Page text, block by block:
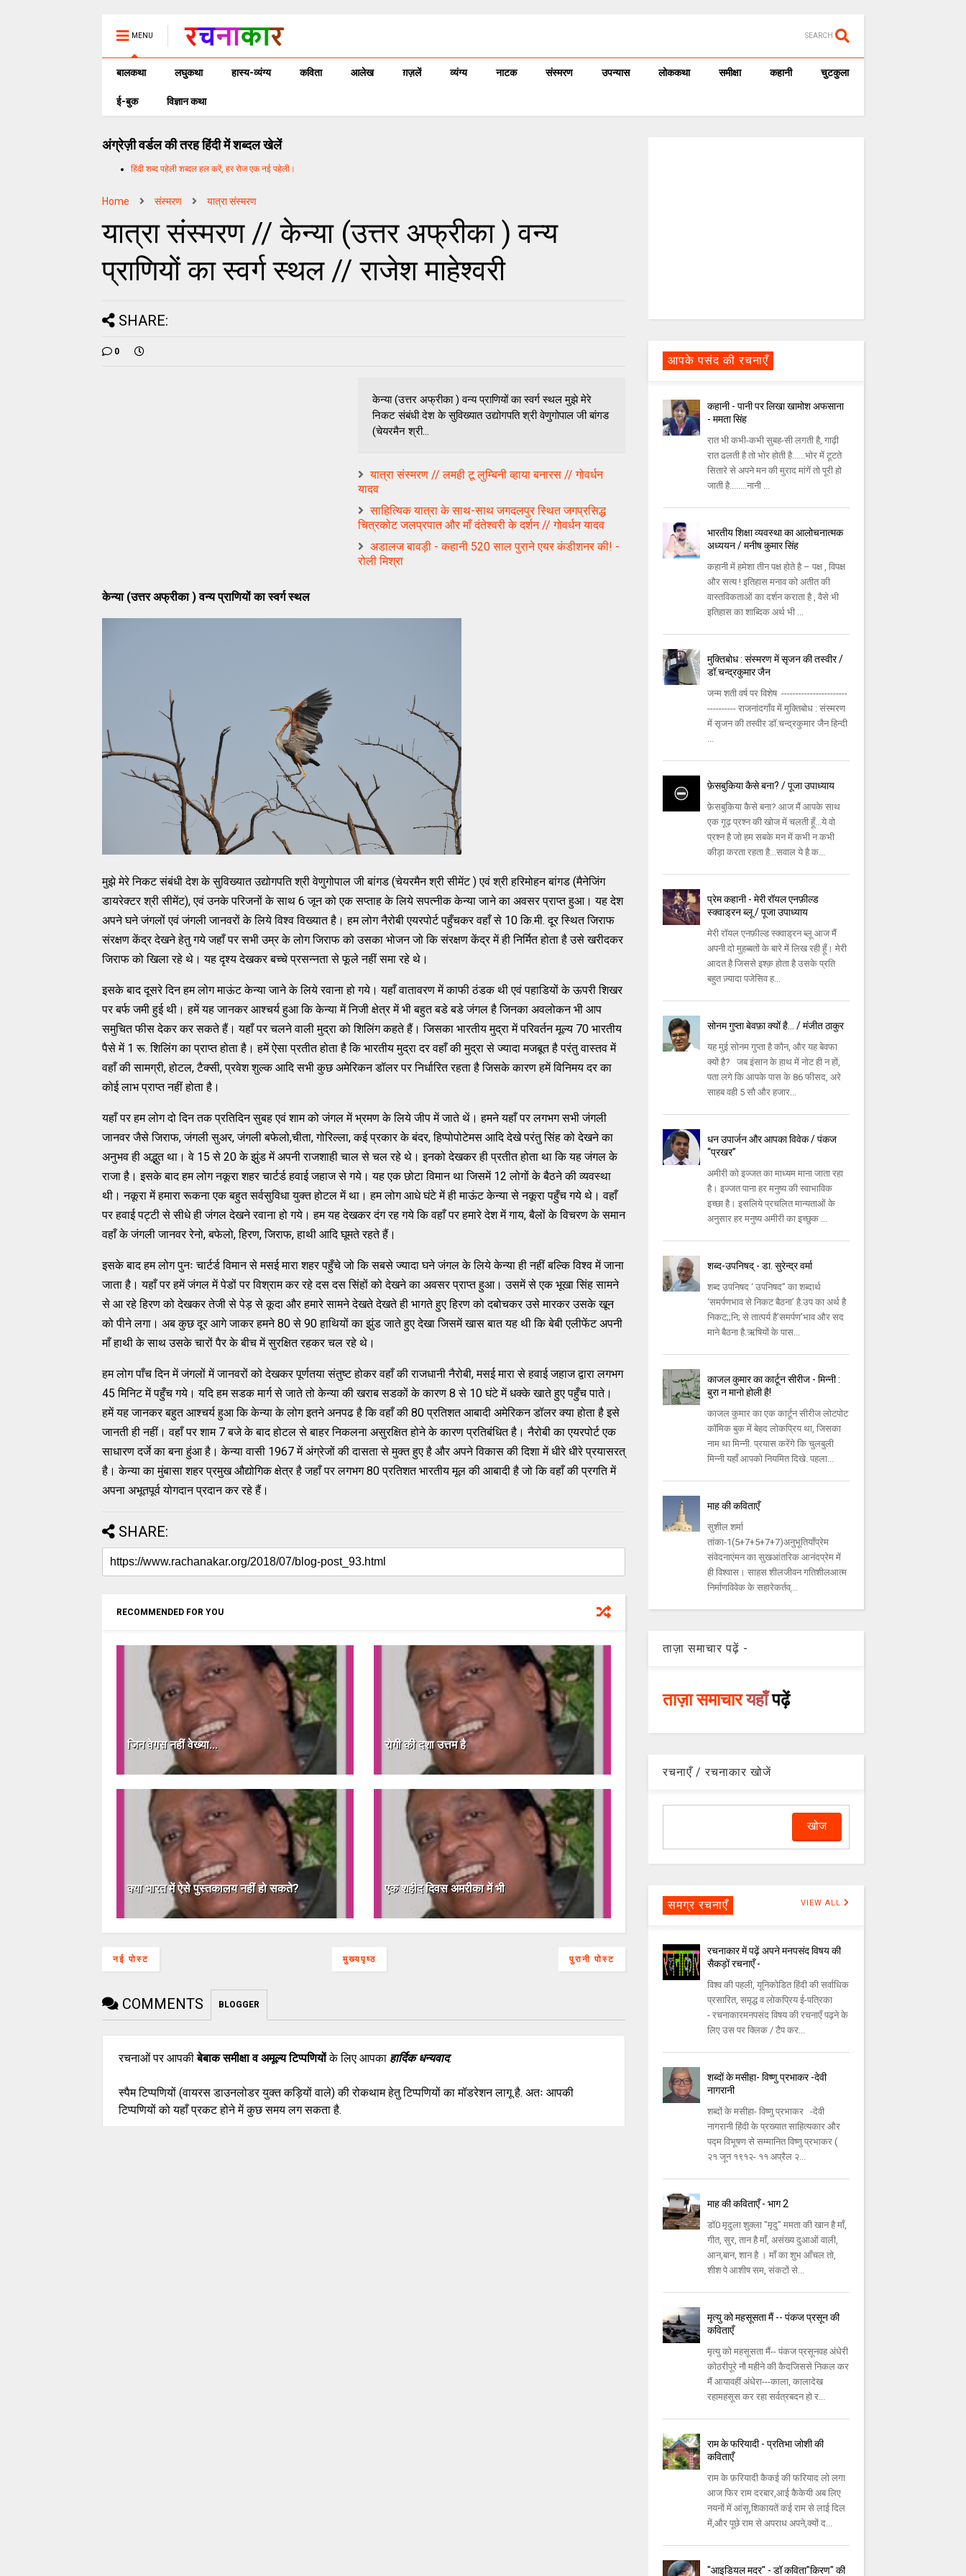
MENU SEARCH
बालकथा लघुकथा हास्य-व्यंग्य कविता आलेख ग़ज़लें व्यंग्य नाटक संस्मरण उपन्यास लोककथा समीक्षा कहानी चुटकुला
ई-बुक विज्ञान कथा
अंग्रेज़ी वर्डल की तरह हिंदी में शब्दल खेलें
हिंदी शब्द पहेली शब्दल हल करें, हर रोज एक नई पहेली।
Home संस्मरण यात्रा संस्मरण
यात्रा संस्मरण // केन्या (उत्तर अफ्रीका ) वन्य
प्राणियों का स्वर्ग स्थल // राजेश माहेश्वरी
SHARE:
0
केन्या (उत्तर अफ्रीका ) वन्य प्राणियों का स्वर्ग स्थल मुझे मेरे
निकट संबंधी देश के सुविख्यात उद्योगपति श्री वेणुगोपाल जी बांगड
(चेयरमैन श्री...
यात्रा संस्मरण // लमही टू लुम्बिनी व्हाया बनारस // गोवर्धन
यादव
साहित्यिक यात्रा के साथ-साथ जगदलपुर स्थित जगप्रसिद्ध
चित्रकोट जलप्रपात और माँ दंतेश्वरी के दर्शन // गोवर्धन यादव
अडालज बावड़ी - कहानी 520 साल पुराने एयर कंडीशनर की! -
रोली मिश्रा
केन्या (उत्तर अफ्रीका ) वन्य प्राणियों का स्वर्ग स्थल
मुझे मेरे निकट संबंधी देश के सुविख्यात उद्योगपति श्री वेणुगोपाल जी बांगड (चेयरमैन श्री सीमेंट ) एवं श्री हरिमोहन बांगड (मैनेजिंग
डायरेक्टर श्री सीमेंट), एवं उनके परिजनों के साथ 6 जून को एक सप्ताह के लिये सपत्नीक केन्या जाने का अवसर प्राप्त हुआ। यह देश
अपने घने जंगलों एवं जंगली जानवरों के लिये विश्व विख्यात है। हम लोग नैरोबी एयरपोर्ट पहुँचकर वहाँ से 10 कि.मी. दूर स्थित जिराफ
संरक्षण केंद्र देखने हेतु गये जहाँ पर सभी उम्र के लोग जिराफ को उसका भोजन जो कि संरक्षण केंद्र में ही निर्मित होता है उसे खरीदकर
जिराफ को खिला रहे थे। यह दृश्य देखकर बच्चे प्रसन्नता से फूले नहीं समा रहे थे।
इसके बाद दूसरे दिन हम लोग माऊंट केन्या जाने के लिये रवाना हो गये। यहाँ वातावरण में काफी ठंडक थी एवं पहाडियों के ऊपरी शिखर
पर बर्फ जमी हुई थी। हमें यह जानकर आश्चर्य हुआ कि केन्या में निजी क्षेत्र में भी बहुत बडे बडे जंगल है जिनका अवलोकन भी आप
समुचित फीस देकर कर सकते हैं। यहाँ पर चलने वाली मुद्रा को शिलिंग कहते हैं। जिसका भारतीय मुद्रा में परिवर्तन मूल्य 70 भारतीय
पैसे में 1 रू. शिलिंग का प्राप्त होता है। हमें ऐसा प्रतीत होता है कि भारतीय मुद्रा दर वहाँ की मुद्रा से ज्यादा मजबूत है परंतु वास्तव में
वहाँ की सामग्री, होटल, टैक्सी, प्रवेश शुल्क आदि सभी कुछ अमेरिकन डॉलर पर निर्धारित रहता है जिसके कारण हमें विनिमय दर का
कोई लाभ प्राप्त नहीं होता है।
यहाँ पर हम लोग दो दिन तक प्रतिदिन सुबह एवं शाम को जंगल में भ्रमण के लिये जीप में जाते थें। हमने यहाँ पर लगभग सभी जंगली
जानवर जैसे जिराफ, जंगली सुअर, जंगली बफेलो,चीता, गोरिल्ला, कई प्रकार के बंदर, हिप्पोपोटेमस आदि देखे परंतु सिंह को देखने का
अनुभव ही अद्भुत था। वे 15 से 20 के झुंड में अपनी राजशाही चाल से चल रहे थे। इनको देखकर ही प्रतीत होता था कि यह जंगल के
राजा है। इसके बाद हम लोग नकूरा शहर चार्टर्ड हवाई जहाज से गये। यह एक छोटा विमान था जिसमें 12 लोगों के बैठने की व्यवस्था
थी। नकूरा में हमारा रूकना एक बहुत सर्वसुविधा युक्त होटल में था। हम लोग आधे घंटे में ही माऊंट केन्या से नकूरा पहुँच गये थे। वहाँ
पर हवाई पट्टी से सीधे ही जंगल देखने रवाना हो गये। हम यह देखकर दंग रह गये कि वहाँ पर हमारे देश में गाय, बैलों के विचरण के समान
वहाँ के जंगली जानवर रेनो, बफेलो, हिरण, जिराफ, हाथी आदि घूमते रहते हैं।
इसके बाद हम लोग पुनः चार्टर्ड विमान से मसई मारा शहर पहुँचे जो कि सबसे ज्यादा घने जंगल के लिये केन्या ही नहीं बल्कि विश्व में जाना
जाता है। यहाँ पर हमें जंगल में पेडों पर विश्राम कर रहे दस दस सिंहों को देखने का अवसर प्राप्त हुआ। उसमें से एक भूखा सिंह सामने
से आ रहे हिरण को देखकर तेजी से पेड़ से कूदा और हमारे सामने देखते देखते ही भागते हुए हिरण को दबोचकर उसे मारकर उसके खून
को पीने लगा। अब कुछ दूर आगे जाकर हमने 80 से 90 हाथियों का झुंड जाते हुए देखा जिसमें खास बात यह थी कि बेबी एलीफेंट अपनी
माँ हाथी के साथ उसके चारों पैर के बीच में सुरक्षित रहकर चल रहे थे।
हम लोग पाँच दिन में जंगलों में जानवरों को देखकर पूर्णतया संतुष्ट होकर वहाँ की राजधानी नैरोबी, मसई मारा से हवाई जहाज द्वारा लगभग
45 मिनिट में पहुँच गये। यदि हम सडक मार्ग से जाते तो केन्या की खराब सडकों के कारण 8 से 10 घंटे में धक्के खाते हुए पहुँच पाते।
हमें यह जानकर बहुत आश्चर्य हुआ कि केन्या के लोग इतने अनपढ है कि वहाँ की 80 प्रतिशत आबादी अमेरिकन डॉलर क्या होता है इसे
जानती ही नहीं। वहाँ पर शाम 7 बजे के बाद होटल से बाहर निकलना असुरक्षित होने के कारण प्रतिबंधित है। नैरोबी का एयरपोर्ट एक
साधारण दर्जे का बना हुंआ है। केन्या वासी 1967 में अंग्रेजों की दासता से मुक्त हुए है और अपने विकास की दिशा में धीरे धीरे प्रयासरत्
है। केन्या का मुंबासा शहर प्रमुख औद्योगिक क्षेत्र है जहाँ पर लगभग 80 प्रतिशत भारतीय मूल की आबादी है जो कि वहाँ की प्रगति में
अपना अभूतपूर्व योगदान प्रदान कर रहे हैं।
SHARE:
RECOMMENDED FOR YOU
जिन वेगस नहीं वेख्या... रोगी की दशा उत्तम है
क्या भारत में ऐसे पुस्तकालय नहीं हो सकते? एक शहीद दिवस अमरीका में भी
नई पोस्ट पुरानी पोस्ट
मुख्यपृष्ठ
COMMENTS BLOGGER
रचनाओं पर आपकीबेबाक समीक्षा व अमूल्य टिप्पणियोंके लिए आपका हार्दिक धन्यवाद.
स्पैम टिप्पणियों (वायरस डाउनलोडर युक्त कड़ियों वाले) की रोकथाम हेतु टिप्पणियों का मॉडरेशन लागू है. अतः आपकी
टिप्पणियों को यहाँ प्रकट होने में कुछ समय लग सकता है.
आपके पसंद की रचनाएँ
कहानी - पानी पर लिखा खामोश अफसाना
- ममता सिंह
रात भी कभी-कभी सुबह-सी लगती है, गाढ़ी
रात ढलती है तो भोर होती है......भोर में टूटते
सितारे से अपने मन की मुराद मांगें तो पूरी हो
जाती है........नानी ...
भारतीय शिक्षा व्यवस्था का आलोचनात्मक
अध्ययन / मनीष कुमार सिंह
कहानी में हमेशा तीन पक्ष होते है – पक्ष , विपक्ष
और सत्य ! इतिहास मनाव को अतीत की
वास्तविकताओं का दर्शन कराता है , वैसे भी
इतिहास का शाब्दिक अर्थ भी ...
मुक्तिबोध : संस्मरण में सृजन की तस्वीर /
डॉ.चन्द्रकुमार जैन
जन्म शती वर्ष पर विशेष -----------------------
---------- राजनांदगाँव में मुक्तिबोध : संस्मरण
में सृजन की तस्वीर डॉ.चन्द्रकुमार जैन हिन्दी
...
फ़ेसबुकिया कैसे बना? / पूजा उपाध्याय
फ़ेसबुकिया कैसे बना? आज मैं आपके साथ
एक गूढ़ प्रश्न की खोज में चलती हूँ...ये वो
प्रश्न है जो हम सबके मन में कभी न कभी
कीड़ा करता रहता है...सवाल ये है क...
प्रेम कहानी - मेरी रॉयल एनफ़ील्ड
स्क्वाड्रन ब्लू / पूजा उपाध्याय
मेरी रॉयल एनफ़ील्ड स्क्वाड्रन ब्लू आज मैं
अपनी दो मुहब्बतों के बारे में लिख रही हूँ। मेरी
आदत है जिससे इश्क़ होता है उसके प्रति
बहुत ज़्यादा पजेसिव ह...
सोनम गुप्ता बेवफ़ा क्यों है... / मंजीत ठाकुर
यह मुई सोनम गुप्ता है कौन, और यह बेवफा
क्यों है? जब इंसान के हाथ में नोट ही न हों,
पता लगे कि आपके पास के 86 फीसद, अरे
साहब वही 5 सौ और हजार...
धन उपार्जन और आपका विवेक / पंकज
“प्रखर”
अमीरी को इज्जत का माध्यम माना जाता रहा
है। इज्जत पाना हर मनुष्य की स्वाभाविक
इच्छा है। इसलिये प्रचलित मान्यताओं के
अनुसार हर मनुष्य अमीरी का इच्छुक ...
शब्द-उपनिषद् - डा. सुरेन्द्र वर्मा
शब्द उपनिषद ‘ उपनिषद” का शब्दार्थ
‘समर्पणभाव से निकट बैठना’ है.उप का अर्थ है
निकट;;नि; से तात्पर्य है’समर्पण’भाव और सद
माने बैठना है.ऋषियों के पास...
काजल कुमार का कार्टून सीरीज - मिन्नी :
बुरा न मानो होली है!
काजल कुमार का एक कार्टून सीरीज लोटपोट
कॉमिक बुक में बेहद लोकप्रिय था, जिसका
नाम था मिन्नी. प्रयास करेंगे कि चुलबुली
मिन्नी यहाँ आपको नियमित दिखे. पहला...
माह की कविताएँ
सुशील शर्मा
तांका-1(5+7+5+7+7)अनुभूतियाँप्रेम
संवेदनाएंमन का सुखआंतरिक आनंदप्रेम में
ही विश्वास। साहस शीलजीवन गतिशीलआत्म
निर्माणविवेक के सहारेकर्तव्...
ताज़ा समाचार पढ़ें -
ताज़ा समाचारयहाँपढ़ें
रचनाएँ / रचनाकार खोजें
समग्र रचनाएँ VIEW ALL
रचनाकार में पढ़ें अपने मनपसंद विषय की
सैकड़ों रचनाएँ -
विश्व की पहली, यूनिकोडित हिंदी की सर्वाधिक
प्रसारित, समृद्ध व लोकप्रिय ई-पत्रिका
- रचनाकारमनपसंद विषय की रचनाएँ पढ़ने के
लिए उस पर क्लिक / टैप कर...
शब्दों के मसीहा- विष्णु प्रभाकर -देवी
नागरानी
शब्दों के मसीहा- विष्णु प्रभाकर -देवी
नागरानी हिंदी के प्रख्यात साहित्यकार और
पद्म विभूषण से सम्मानित विष्णु प्रभाकर (
२१ जून १९१२- ११ अप्रैल २...
माह की कविताएँ - भाग 2
डॉ0 मृदुला शुक्ला "मृदु" ममता की खान है माँ,
गीत, सुर, तान है माँ, असंख्य दुआओं वाली,
आन,बान, शान है । माँ का शुभ आँचल तो,
शीश पे आशीष सम, संकटों से...
मृत्यु को महसूसता मैं -- पंकज प्रसून की
कविताएँ
मृत्यु को महसूसता मैं-- पंकज प्रसूनवह अंधेरी
कोठरीपूरे नौ महीने की कैदजिससे निकल कर
मैं आयावहीं अंधेरा---काला, कालादेख
रहामहसूस कर रहा सर्वत्रबदन हो र...
राम के फरियादी - प्रतिभा जोशी की
कविताएँ
राम के फ़रियादी कैकई की फरियाद लो लगा
आज फिर राम दरबार,आई कैकेयी अब लिए
नयनों में आंसू,शिकायतें कई राम से लाई दिल
में,और पूछे राम से अपराध अपने,क्यों द...
"आइडियल मदर" - डॉ कविता"किरण" की